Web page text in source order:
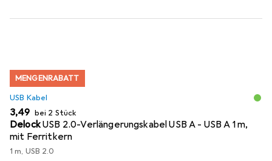
MENGENRABATT
USB Kabel
EUR
3,49 bei 2 Stück
DelockUSB 2.0-Verlängerungskabel USB A - USB A 1 m,
mit Ferritkern
1 m, USB 2.0